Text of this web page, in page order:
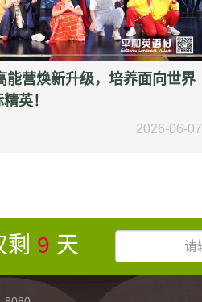
能营焕新升级，培养面向世界
英！
2026-06-07
9 天